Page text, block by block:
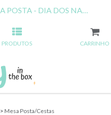
KIT DIGITAL PARA MESA POSTA - DIA DOS NAMORADOS (CAFÉ DA MANHÃ)
PRODUTOS CARRINHO
> Mesa Posta/Cestas